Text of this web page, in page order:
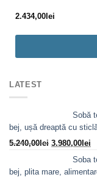
2.434,00lei
LATEST
Sobă
bej, ușă dreaptă cu
5.240,00lei Prețul
3.980,00 lei
Soba
bej, plita mare,